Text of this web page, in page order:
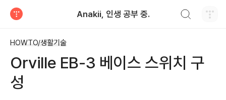
Anakii, 인생 공부 중.
HOWTO/생활기술
Orville EB-3 베이스 스위치 구
성